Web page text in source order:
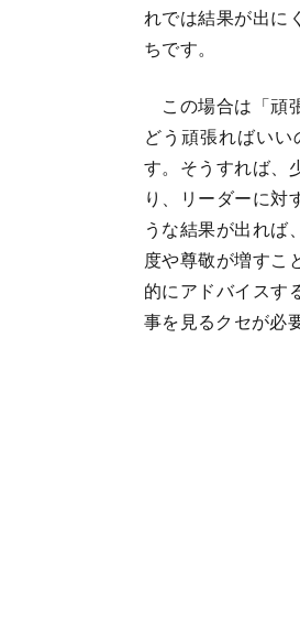
れでは結果が出に
ちです。
この場合は「頑
どう頑張ればい
す。そうすれば、
り、リーダーに対
うな結果が出れば
度や尊敬が増すこ
的にアドバイスす
事を見るクセが必